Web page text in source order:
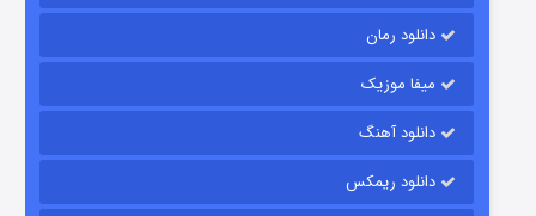
قسمت
دانلود رمان
میفا موزیک
دانلود آهنگ
دانلود ریمکس